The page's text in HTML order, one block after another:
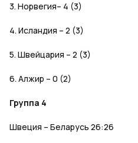
3. Норвегия– 4 (3)
4. Исландия – 2 (3)
5. Швейцария – 2 (3)
6. Алжир – 0 (2)
Группа 4
Швеция – Беларусь 26:26